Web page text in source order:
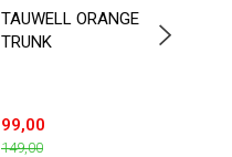
TAUWELL ORANGE
TRUNK
99,00
149,00